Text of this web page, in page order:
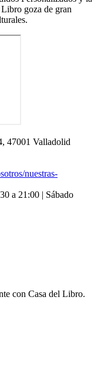
goza de gran
47001 Valladolid
nuestras-
a 21:00 | Sábado
con Casa del Libro.